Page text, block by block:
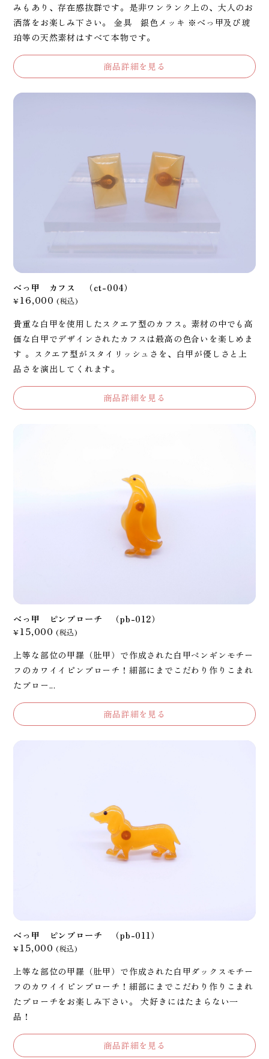
みもあり、存在感抜群です。是非ワンランク上の、大人のお
洒落をお楽しみ下さい。 金具 銀色メッキ ※べっ甲及び琥
珀等の天然素材はすべて本物です。
商品詳細を見る
べっ甲 カフス （ct-004）
¥16,000 (税込)
貴重な白甲を使用したスクエア型のカフス。素材の中でも高
価な白甲でデザインされたカフスは最高の色合いを楽しめま
す 。スクエア型がスタイリッシュさを、白甲が優しさと上
品さを演出してくれます。
商品詳細を見る
べっ甲 ピンブローチ （pb-012）
¥15,000 (税込)
上等な部位の甲羅（肚甲）で作成された白甲ペンギンモチー
フのカワイイピンブローチ！細部にまでこだわり作りこまれ
たブロー...
商品詳細を見る
べっ甲 ピンブローチ （pb-011）
¥15,000 (税込)
上等な部位の甲羅（肚甲）で作成された白甲ダックスモチー
フのカワイイピンブローチ！細部にまでこだわり作りこまれ
たブローチをお楽しみ下さい。 犬好きにはたまらない一
品！
商品詳細を見る